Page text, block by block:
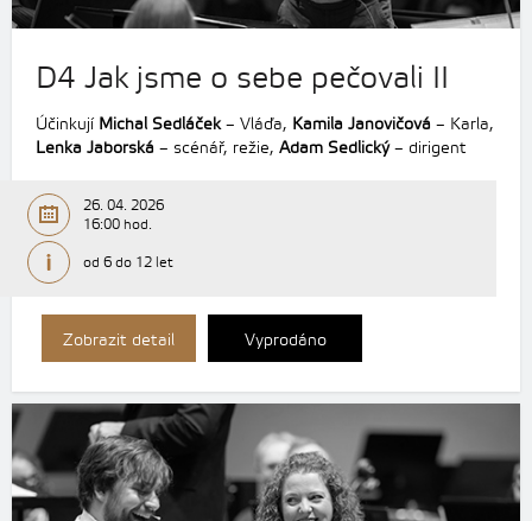
D4 Jak jsme o sebe pečovali II
Účinkují Michal Sedláček– Vláďa, Kamila Janovičová – Karla,
Lenka Jaborská – scénář, režie, Adam Sedlický– dirigent
26. 04. 2026
16:00 hod.
od 6 do 12 let
Zobrazit detail Vyprodáno